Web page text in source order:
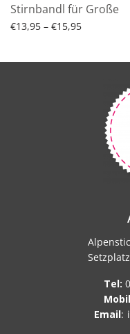
Stirnbandl für Große
€13,95 – €15,95
Tel:
Email: